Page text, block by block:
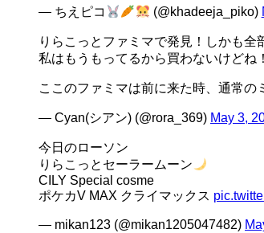
— ちえピコ (@khadeeja_piko)
りらこっとファミマで発見！しかも全
私はもうもってるから買わないけどね！
ここのファミマは前に来た時、通常
— Cyan(シアン) (@rora_369) May 3,
今日のローソン
りらこっとセーラームーン
CILY Special cosme
ポケカV MAX クライマックス
— mikan123 (@mikan1205047482)